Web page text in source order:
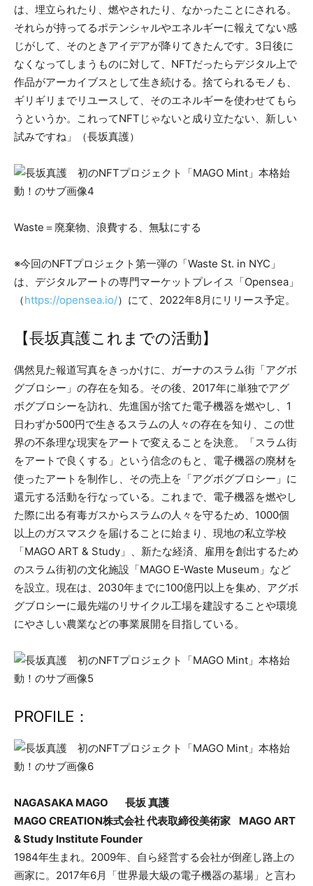
は、埋立られたり、燃やされたり、なかったことにされる。
それらが持ってるポテンシャルやエネルギーに報えてない感
じがして、そのときアイデアが降りてきたんです。3日後に
なくなってしまうものに対して、NFTだったらデジタル上で
作品がアーカイブスとして生き続ける。捨てられるモノも、
ギリギリまでリユースして、そのエネルギーを使わせてもら
うというか。これってNFTじゃないと成り立たない、新しい
試みですね」（長坂真護）
Waste＝廃棄物、浪費する、無駄にする
※今回のNFTプロジェクト第一弾の「Waste St. in NYC」
は、デジタルアートの専門マーケットプレイス「Opensea」
（https://opensea.io/）にて、2022年8月にリリース予定。
【長坂真護これまでの活動】
偶然見た報道写真をきっかけに、ガーナのスラム街「アグボ
グブロシー」の存在を知る。その後、2017年に単独でアグ
ボグブロシーを訪れ、先進国が捨てた電子機器を燃やし、1
日わずか500円で生きるスラムの人々の存在を知り、この世
界の不条理な現実をアートで変えることを決意。「スラム街
をアートで良くする」という信念のもと、電子機器の廃材を
使ったアートを制作し、その売上を「アグボグブロシー」に
還元する活動を行なっている。これまで、電子機器を燃やし
た際に出る有毒ガスからスラムの人々を守るため、1000個
以上のガスマスクを届けることに始まり、現地の私立学校
「MAGO ART & Study」、新たな経済、雇用を創出するため
のスラム街初の文化施設「MAGO E-Waste Museum」など
を設立。現在は、2030年までに100億円以上を集め、アグボ
グブロシーに最先端のリサイクル工場を建設することや環境
にやさしい農業などの事業展開を目指している。
PROFILE：
NAGASAKA MAGO 長坂 真護
MAGO CREATION株式会社 代表取締役美術家 MAGO ART
& Study Institute Founder
1984年生まれ。2009年、自ら経営する会社が倒産し路上の
画家に。2017年6月「世界最大級の電子機器の墓場」と言わ